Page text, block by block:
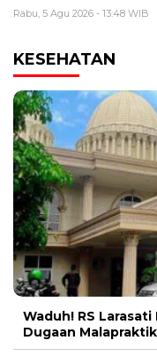
Rabu, 5 Agu 2026 - 13:48 WIB
KESEHATAN
Waduh! RS
Dugaan Malapraktik